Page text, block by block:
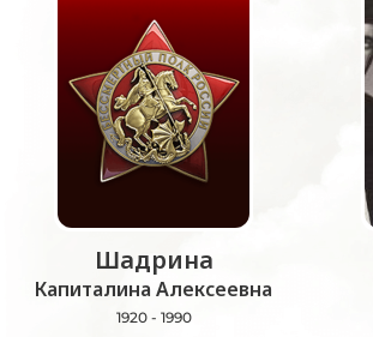
Шадрина
Капиталина Алексеевна
1920 - 1990